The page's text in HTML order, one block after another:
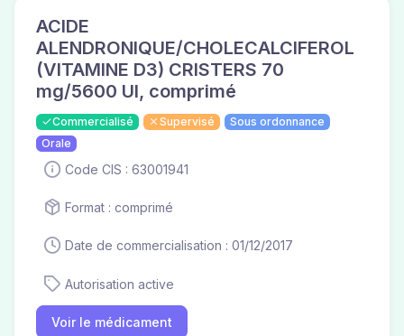
ACIDE
ALENDRONIQUE/CHOLECALCIFEROL
(VITAMINE D3) CRISTERS 70
mg/5600 UI, comprimé
Commercialisé Supervisé
Sous ordonnance
Orale
Code CIS : 63001941
Format : comprimé
Date de commercialisation : 01/12/2017
Autorisation active
Voir le médicament